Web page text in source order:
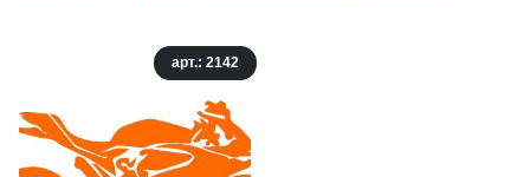
арт.: 2142